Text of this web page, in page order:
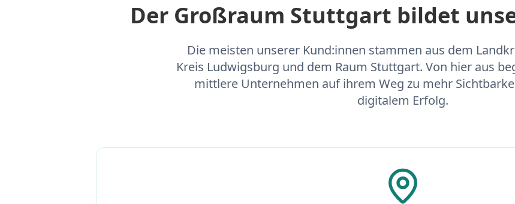
Der Großraum Stuttgart bildet
Die meisten unserer Kund:innen stammen aus dem
Kreis Ludwigsburg und dem Raum Stuttgart. Von hier aus
mittlere Unternehmen auf ihrem Weg zu mehr
digitalem Erfolg.